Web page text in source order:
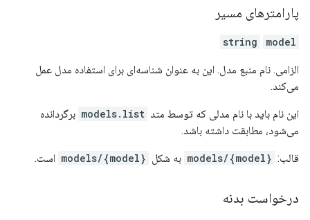
پارامترهای مسیر
string model
الزامی. نام منبع مدل. این به عنوان شناسه‌ای برای استفاده مدل عمل
می‌کند.
این نام باید با نام مدلی که توسط متد models.list برگردانده
می‌شود، مطابقت داشته باشد.
قالب: models/{model} به شکل models/{model} است.
درخواست بدنه